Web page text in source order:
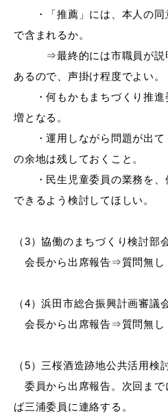
申請書
ダウンロード
浜田市観光協会ポータル
・「推薦」には、本人の同
で含まれるか。
⇒最終的には市職員が説明
あるので、声掛け程度でよい。
・何もかもまちづくり推進
増となる。
・運用しながら問題が出て
の余地は残しておくこと。
・民生児童委員の業務を、
できるよう検討してほしい。
（3）協働のまちづくり検討
会長から出席報告⇒質問無し
（4）浜田市総合振興計画審
会長から出席報告⇒質問無し
（5）三桜酒造跡地公共活用
委員から出席報告。次回まで
ば三浦委員に連絡する。